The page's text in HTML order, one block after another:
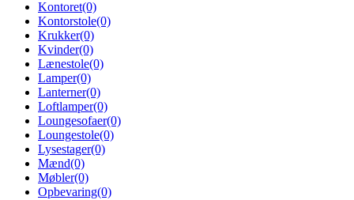
Kontoret(0)
Kontorstole(0)
Krukker(0)
Kvinder(0)
Lænestole(0)
Lamper(0)
Lanterner(0)
Loftlamper(0)
Loungesofaer(0)
Loungestole(0)
Lysestager(0)
Mænd(0)
Møbler(0)
Opbevaring(0)